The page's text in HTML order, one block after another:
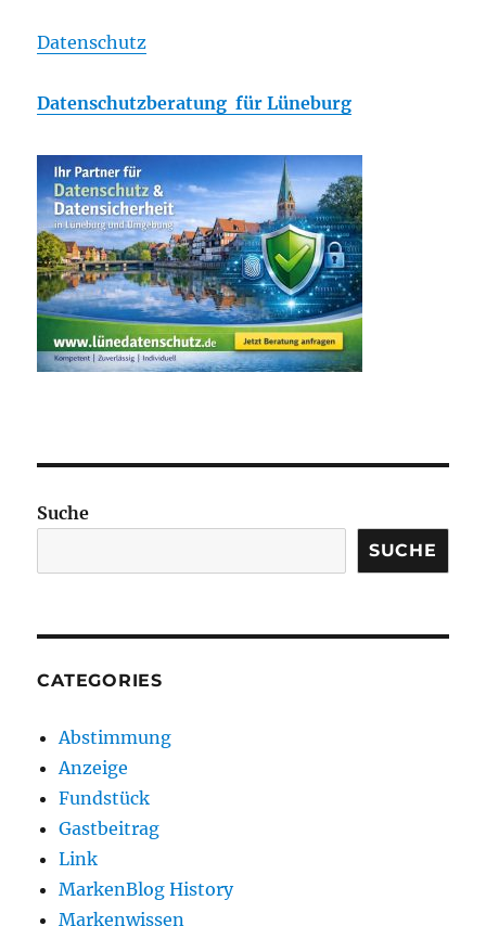
Datenschutz
Datenschutzberatung für Lüneburg
Suche
SUCHE
CATEGORIES
Abstimmung
Anzeige
Fundstück
Gastbeitrag
Link
MarkenBlog History
Markenwissen